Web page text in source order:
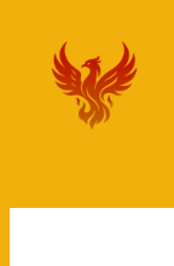
content